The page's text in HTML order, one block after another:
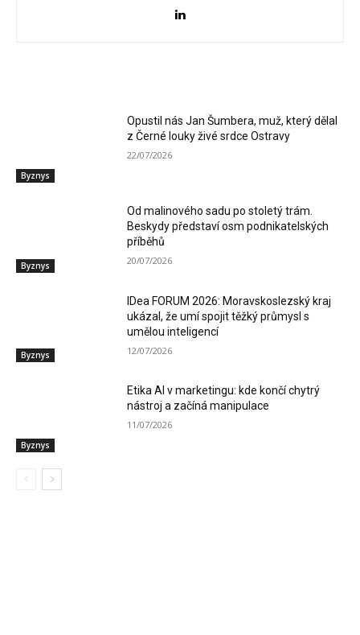
Byznys
Opustil nás Jan Šumbera, muž, který dělal
z Černé louky živé srdce Ostravy
22/07/2026
Byznys
Od malinového sadu po stoletý trám.
Beskydy představí osm podnikatelských
příběhů
20/07/2026
Byznys
IDea FORUM 2026: Moravskoslezský kraj
ukázal, že umí spojit těžký průmysl s
umělou inteligencí
12/07/2026
Byznys
Etika AI v marketingu: kde končí chytrý
nástroj a začíná manipulace
11/07/2026